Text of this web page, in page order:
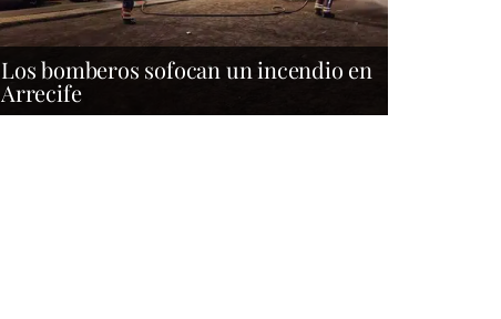
Los bomberos sofocan un incendio en
Arrecife